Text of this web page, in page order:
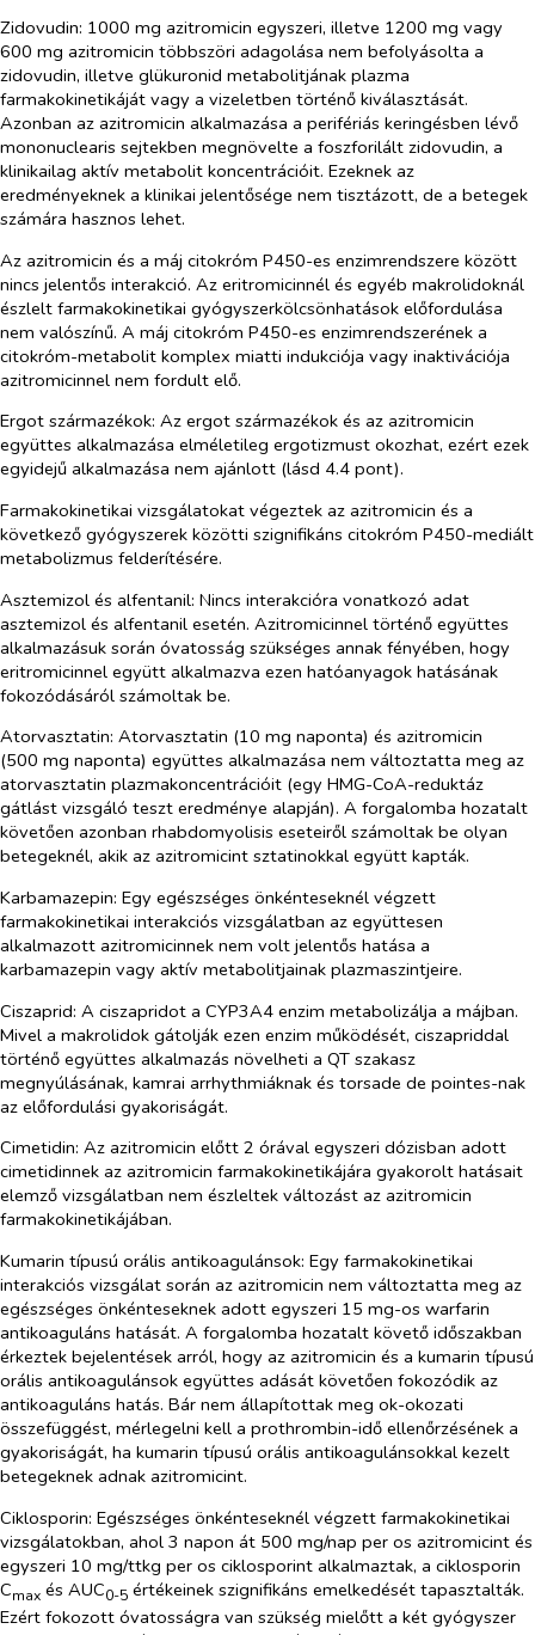
Zidovudin: 1000 mg azitromicin egyszeri, illetve 1200 mg vagy
600 mg azitromicin többszöri adagolása nem befolyásolta a
zidovudin, illetve glükuronid metabolitjának plazma
farmakokinetikáját vagy a vizeletben történő kiválasztását.
Azonban az azitromicin alkalmazása a perifériás keringésben lévő
mononuclearis sejtekben megnövelte a foszforilált zidovudin, a
klinikailag aktív metabolit koncentrációit. Ezeknek az
eredményeknek a klinikai jelentősége nem tisztázott, de a betegek
számára hasznos lehet.
Az azitromicin és a máj citokróm P450-es enzimrendszere között
nincs jelentős interakció. Az eritromicinnél és egyéb makrolidoknál
észlelt farmakokinetikai gyógyszerkölcsönhatások előfordulása
nem valószínű. A máj citokróm P450-es enzimrendszerének a
citokróm-metabolit komplex miatti indukciója vagy inaktivációja
azitromicinnel nem fordult elő.
Ergot származékok: Az ergot származékok és az azitromicin
együttes alkalmazása elméletileg ergotizmust okozhat, ezért ezek
egyidejű alkalmazása nem ajánlott (lásd 4.4 pont).
Farmakokinetikai vizsgálatokat végeztek az azitromicin és a
következő gyógyszerek közötti szignifikáns citokróm P450-mediált
metabolizmus felderítésére.
Asztemizol és alfentanil: Nincs interakcióra vonatkozó adat
asztemizol és alfentanil esetén. Azitromicinnel történő együttes
alkalmazásuk során óvatosság szükséges annak fényében, hogy
eritromicinnel együtt alkalmazva ezen hatóanyagok hatásának
fokozódásáról számoltak be.
Atorvasztatin: Atorvasztatin (10 mg naponta) és azitromicin
(500 mg naponta) együttes alkalmazása nem változtatta meg az
atorvasztatin plazmakoncentrációit (egy HMG-CoA-reduktáz
gátlást vizsgáló teszt eredménye alapján). A forgalomba hozatalt
követően azonban rhabdomyolisis eseteiről számoltak be olyan
betegeknél, akik az azitromicint sztatinokkal együtt kapták.
Karbamazepin: Egy egészséges önkénteseknél végzett
farmakokinetikai interakciós vizsgálatban az együttesen
alkalmazott azitromicinnek nem volt jelentős hatása a
karbamazepin vagy aktív metabolitjainak plazmaszintjeire.
Ciszaprid: A ciszapridot a CYP3A4 enzim metabolizálja a májban.
Mivel a makrolidok gátolják ezen enzim működését, ciszapriddal
történő együttes alkalmazás növelheti a QT szakasz
megnyúlásának, kamrai arrhythmiáknak és torsade de pointes-nak
az előfordulási gyakoriságát.
Cimetidin: Az azitromicin előtt 2 órával egyszeri dózisban adott
cimetidinnek az azitromicin farmakokinetikájára gyakorolt hatásait
elemző vizsgálatban nem észleltek változást az azitromicin
farmakokinetikájában.
Kumarin típusú orális antikoagulánsok: Egy farmakokinetikai
interakciós vizsgálat során az azitromicin nem változtatta meg az
egészséges önkénteseknek adott egyszeri 15 mg-os warfarin
antikoaguláns hatását. A forgalomba hozatalt követő időszakban
érkeztek bejelentések arról, hogy az azitromicin és a kumarin típusú
orális antikoagulánsok együttes adását követően fokozódik az
antikoaguláns hatás. Bár nem állapítottak meg ok-okozati
összefüggést, mérlegelni kell a prothrombin-idő ellenőrzésének a
gyakoriságát, ha kumarin típusú orális antikoagulánsokkal kezelt
betegeknek adnak azitromicint.
Ciklosporin: Egészséges önkénteseknél végzett farmakokinetikai
vizsgálatokban, ahol 3 napon át 500 mg/nap per os azitromicint és
egyszeri 10 mg/ttkg per os ciklosporint alkalmaztak, a ciklosporin
Cmax és AUC0-5 értékeinek szignifikáns emelkedését tapasztalták.
Ezért fokozott óvatosságra van szükség mielőtt a két gyógyszer